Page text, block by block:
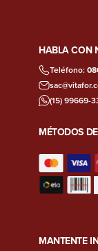
HABLA CON
Teléfono:
(15) 99669-
MÉTODOS
MANTENTE